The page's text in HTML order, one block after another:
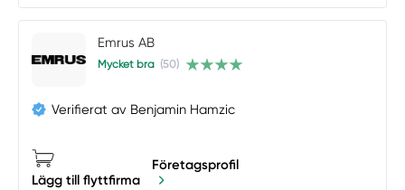
Emrus AB
Mycket bra (50)
Verifierat av Benjamin Hamzic
Lägg till flyttfirma
Företagsprofil